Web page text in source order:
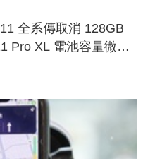
全系傳取消 128GB
Pro XL 電池容量微降